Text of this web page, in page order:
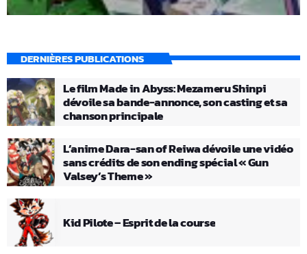
DERNIÈRES PUBLICATIONS
Le film Made in Abyss: Mezameru Shinpi
dévoile sa bande-annonce, son casting et sa
chanson principale
L’anime Dara-san of Reiwa dévoile une vidéo
sans crédits de son ending spécial « Gun
Valsey’s Theme »
Kid Pilote – Esprit de la course